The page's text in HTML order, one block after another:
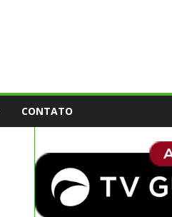
CONTATO